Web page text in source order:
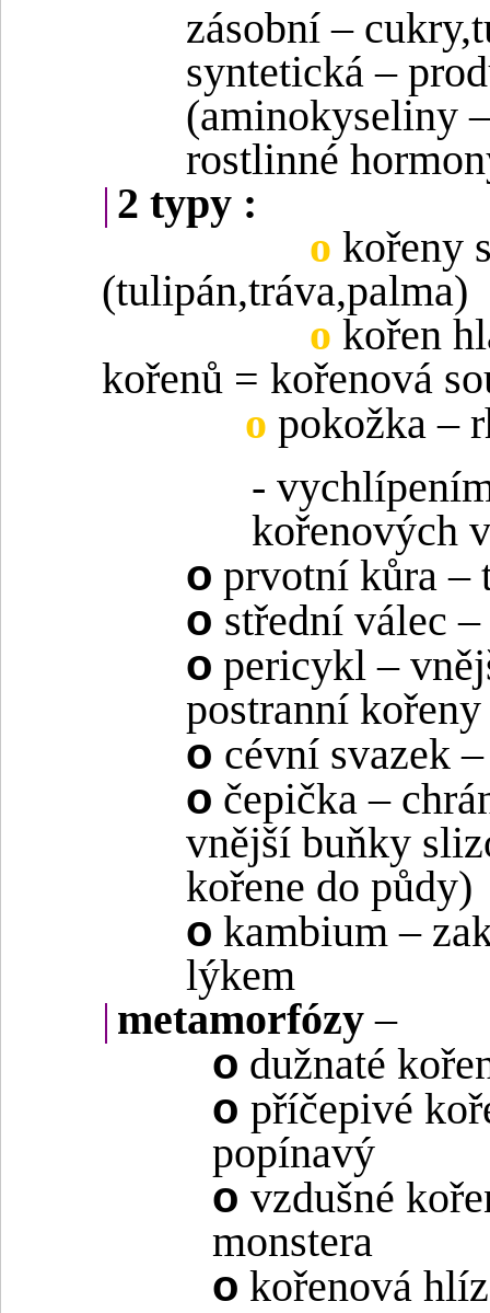
zásobní –
syntetická –
(aminokyseliny
rostlinné
| 2 typy :
o kořeny
(tulipán,tráva,palma)
o kořen
kořenů = kořenová
o pokožka –
-
kořenových
o prvotní kůra –
o střední válec
o pericykl –
postranní kořeny
o cévní svazek
o čepička –
vnější buňky
kořene do půdy)
o kambium –
lýkem
| metamorfózy –
o dužnaté
o příčepivé
popínavý
o vzdušné
monstera
o kořenová